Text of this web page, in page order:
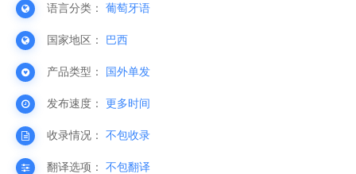
语言分类： 葡萄牙语
国家地区： 巴西
产品类型： 国外单发
发布速度： 更多时间
收录情况： 不包收录
翻译选项： 不包翻译